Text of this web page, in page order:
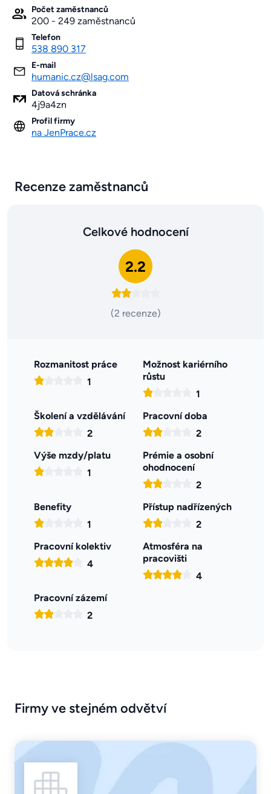
Počet zaměstnanců
200 - 249 zaměstnanců
Telefon
538 890 317
E-mail
humanic.cz@lsag.com
Datová schránka
4j9a4zn
Profil firmy
na JenPrace.cz
Recenze zaměstnanců
Celkové hodnocení
2.2
(2 recenze)
Rozmanitost práce
1
Možnost kariérního
růstu
1
Školení a vzdělávání
2
Pracovní doba
2
Výše mzdy/platu
1
Prémie a osobní
ohodnocení
2
Benefity
1
Přístup nadřízených
2
Pracovní kolektiv
4
Atmosféra na
pracovišti
4
Pracovní zázemí
2
Firmy ve stejném odvětví